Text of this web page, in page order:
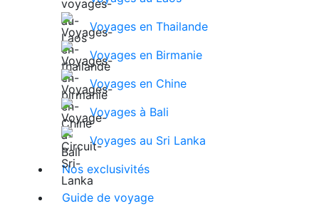
Voyages en Thailande
Voyages en Birmanie
Voyages en Chine
Voyages à Bali
Voyages au Sri Lanka
Nos exclusivités
Guide de voyage